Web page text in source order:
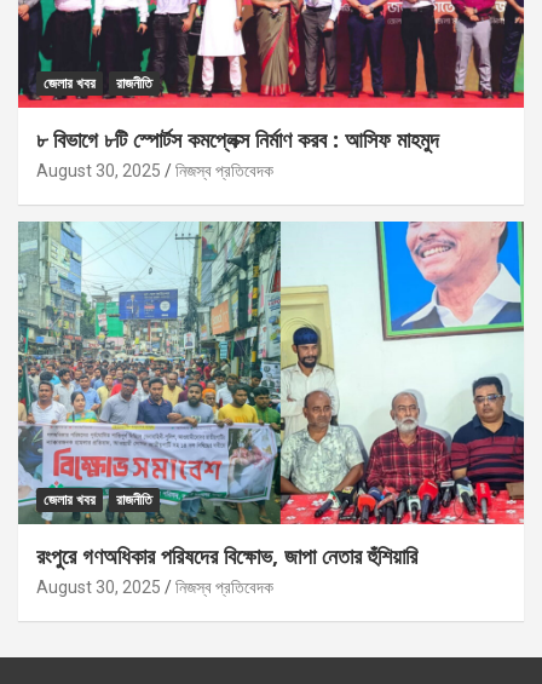
জেলার খবর রাজনীতি
৮ বিভাগে ৮টি স্পোর্টস কমপ্লেক্স নির্মাণ করব : আসিফ মাহমুদ
August 30, 2025 নিজস্ব প্রতিবেদক
জেলার খবর রাজনীতি
রংপুরে গণঅধিকার পরিষদের বিক্ষোভ, জাপা নেতার হুঁশিয়ারি
August 30, 2025 নিজস্ব প্রতিবেদক